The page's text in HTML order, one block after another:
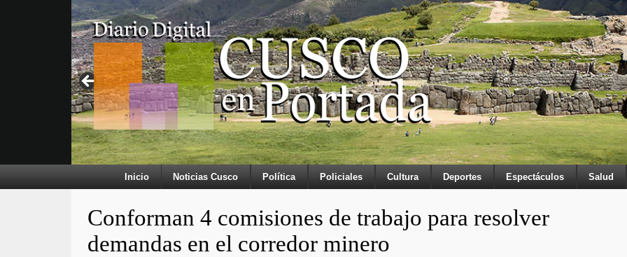
Inicio Noticias Cusco Política Policiales Cultura Deportes Espectáculos Salud
Conforman 4 comisiones de trabajo para resolver
demandas en el corredor minero